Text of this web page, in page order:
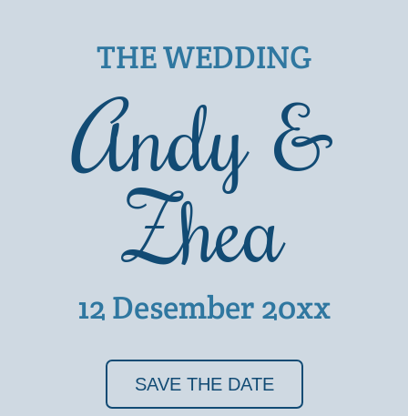
THE WEDDING
Andy &
Zhea
12 Desember 20xx
SAVE THE DATE